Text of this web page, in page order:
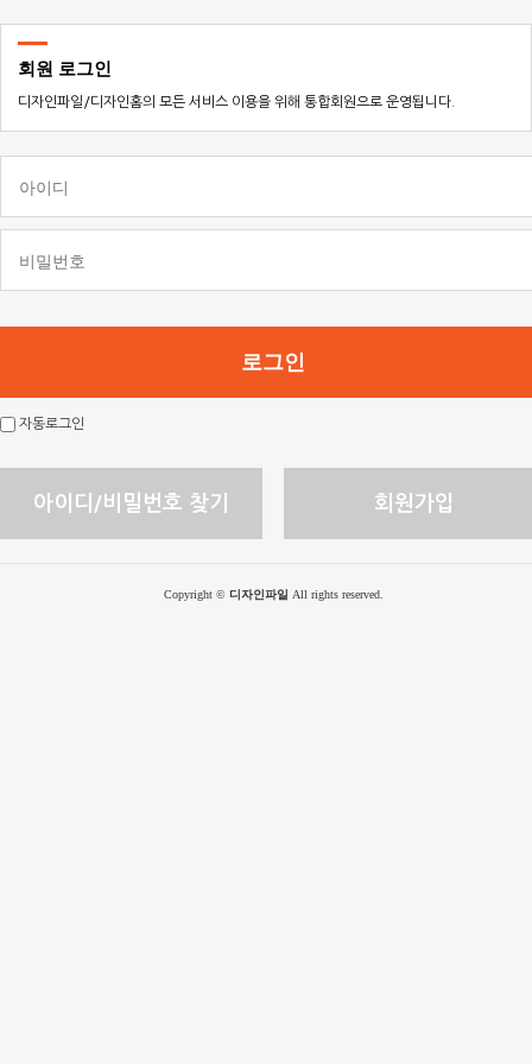
회원 로그인
디자인파일/디자인홈의 모든 서비스 이용을 위해 통합회원으로 운영됩니다.
자동로그인
아이디/비밀번호 찾기 회원가입
Copyright © 디자인파일 All rights reserved.